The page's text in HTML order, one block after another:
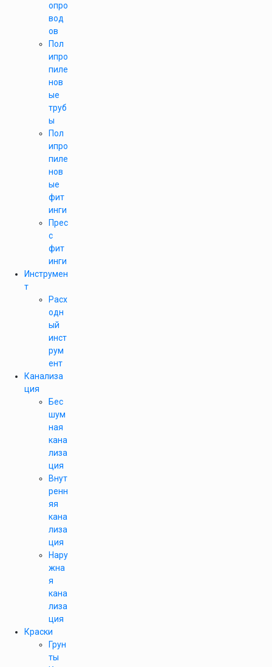
опро
вод
ов
Пол
ипро
пиле
нов
ые
труб
ы
Пол
ипро
пиле
нов
ые
фит
инги
Прес
с
фит
инги
Инструмен
т
Расх
одн
ый
инст
рум
ент
Канализа
ция
Бес
шум
ная
кана
лиза
ция
Внут
ренн
яя
кана
лиза
ция
Нару
жна
я
кана
лиза
ция
Краски
Грун
ты